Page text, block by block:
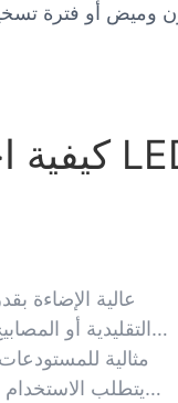
الفلورية، مما
60٪ مع
مثالية
يتطلب الاستخدام